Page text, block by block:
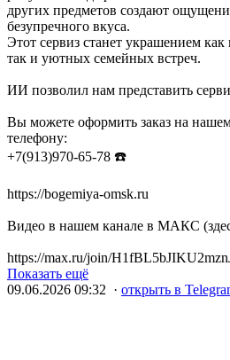
других предметов создают
безупречного вкуса.
Этот сервиз станет украшением
так и уютных семейных встреч.
ИИ позволил нам представить
Вы можете оформить заказ на
телефону:
+7(913)970-65-78 ☎️
https://bogemiya-omsk.ru
Видео в нашем канале в МАКС
https://max.ru/join/
Показать ещё
09.06.2026 09:32 · открыть в